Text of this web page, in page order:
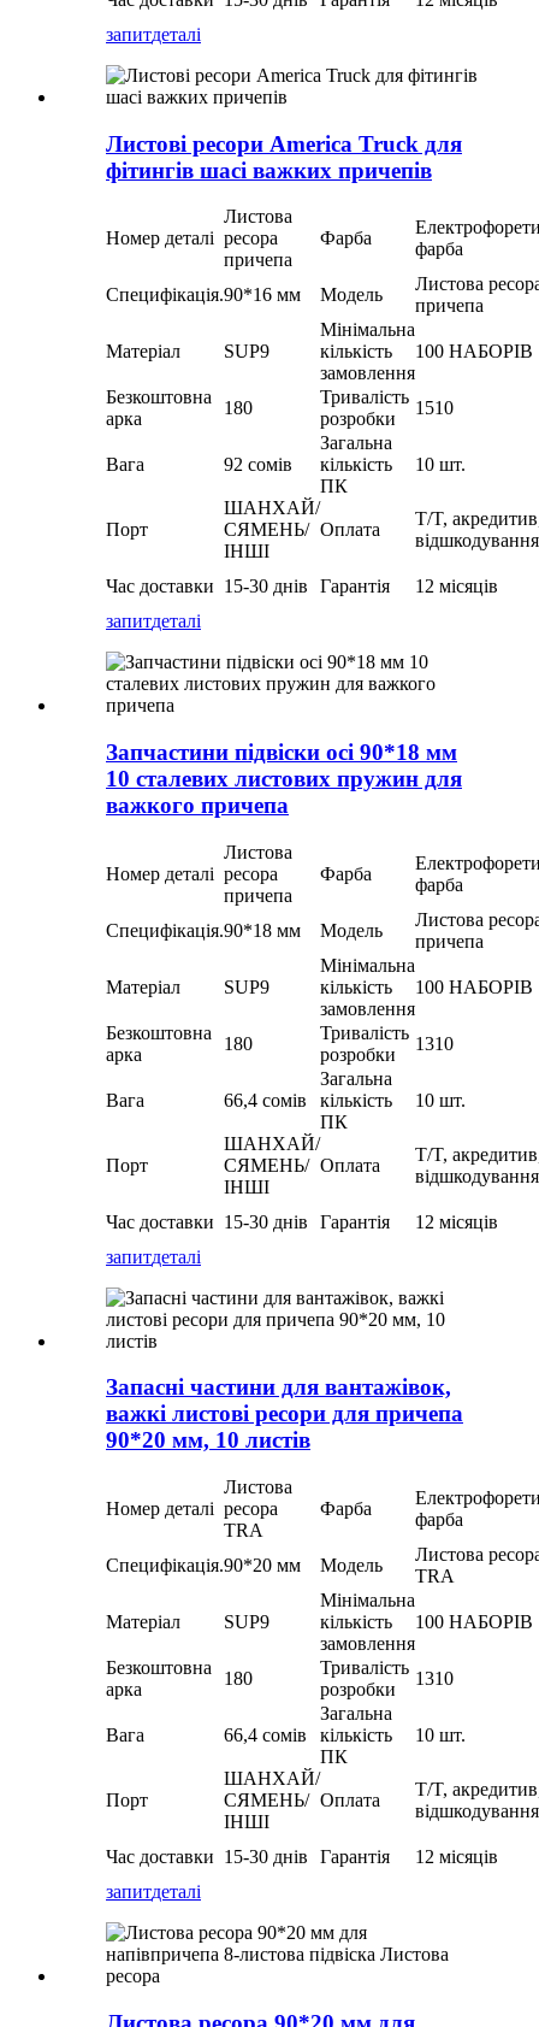
запитдеталі
Листові ресори America Truck для
фітингів шасі важких причепів
Номер деталі
Листова
ресора
причепа
Фарба
фарба
Специфікація.90*16 мм Модель
Листова
причепа
Матеріал SUP9
Мінімальна
кількість
замовлення
100 НАБОРІВ
Безкоштовна
арка
180
Тривалість
розробки
1510
Вага 92 сомів
Загальна
кількість
ПК
10 шт.
Порт
ШАНХАЙ/
СЯМЕНЬ/
ІНШІ
Оплата
T/T,
відшкодування
Час доставки 15-30 днів Гарантія
12 місяців
запитдеталі
Запчастини підвіски осі 90*18 мм
10 сталевих листових пружин для
важкого причепа
Номер деталі
Листова
ресора
причепа
Фарба
фарба
Специфікація.90*18 мм Модель
Листова
причепа
Матеріал SUP9
Мінімальна
кількість
замовлення
100 НАБОРІВ
Безкоштовна
арка
180
Тривалість
розробки
1310
Вага 66,4 сомів
Загальна
кількість
ПК
10 шт.
Порт
ШАНХАЙ/
СЯМЕНЬ/
ІНШІ
Оплата
T/T,
відшкодування
Час доставки 15-30 днів Гарантія
12 місяців
запитдеталі
Запасні частини для вантажівок,
важкі листові ресори для причепа
90*20 мм, 10 листів
Номер деталі
Листова
ресора
TRA
Фарба
фарба
Специфікація.90*20 мм Модель
Листова
TRA
Матеріал SUP9
Мінімальна
кількість
замовлення
100 НАБОРІВ
Безкоштовна
арка
180
Тривалість
розробки
1310
Вага 66,4 сомів
Загальна
кількість
ПК
10 шт.
Порт
ШАНХАЙ/
СЯМЕНЬ/
ІНШІ
Оплата
T/T,
відшкодування
Час доставки 15-30 днів Гарантія
12 місяців
запитдеталі